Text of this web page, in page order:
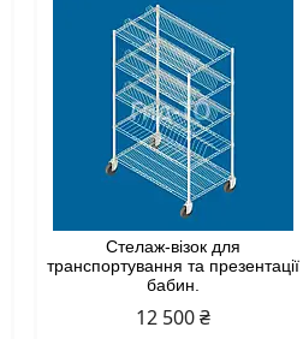
Стелаж-візок для
транспортування та презентації
бабин.
12 500 ₴